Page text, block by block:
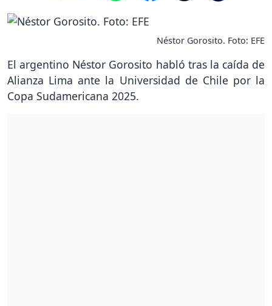
Néstor Gorosito. Foto: EFE
El argentino Néstor Gorosito habló tras la caída de
Alianza Lima ante la Universidad de Chile por la
Copa Sudamericana 2025.